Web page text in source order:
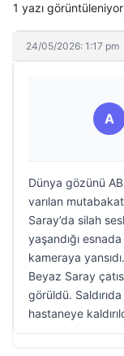
1 yazı
24/05/2026: 1:17 pm
A
Dünya gözünü
varılan
Saray’da silah
yaşandığı
kameraya
Beyaz Saray
görüldü.
hastaneye